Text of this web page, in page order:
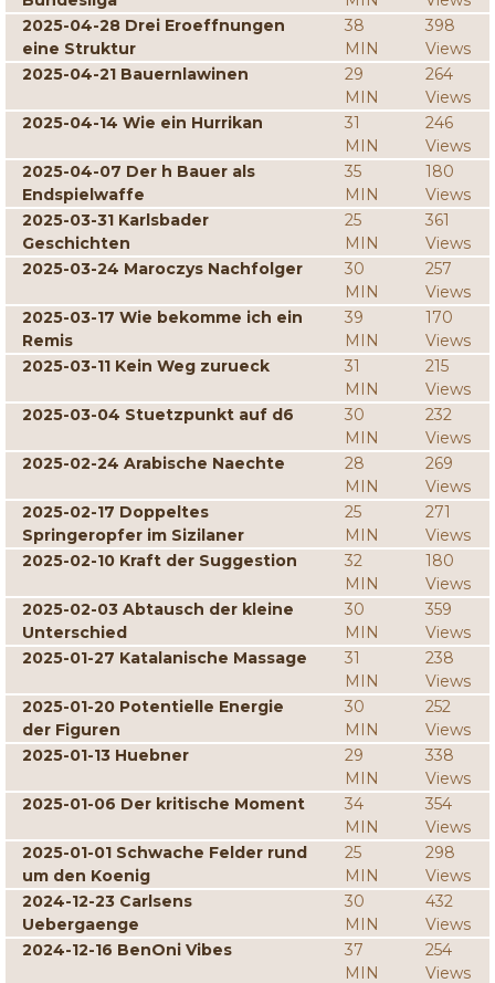
2025-04-28 Drei Eroeffnungen
eine Struktur
38
MIN
398
Views
2025-04-21 Bauernlawinen
29
MIN
264
Views
2025-04-14 Wie ein Hurrikan
31
MIN
246
Views
2025-04-07 Der h Bauer als
Endspielwaffe
35
MIN
180
Views
2025-03-31 Karlsbader
Geschichten
25
MIN
361
Views
2025-03-24 Maroczys Nachfolger
30
MIN
257
Views
2025-03-17 Wie bekomme ich ein
Remis
39
MIN
170
Views
2025-03-11 Kein Weg zurueck
31
MIN
215
Views
2025-03-04 Stuetzpunkt auf d6
30
MIN
232
Views
2025-02-24 Arabische Naechte
28
MIN
269
Views
2025-02-17 Doppeltes
Springeropfer im Sizilaner
25
MIN
271
Views
2025-02-10 Kraft der Suggestion
32
MIN
180
Views
2025-02-03 Abtausch der kleine
Unterschied
30
MIN
359
Views
2025-01-27 Katalanische Massage
31
MIN
238
Views
2025-01-20 Potentielle Energie
der Figuren
30
MIN
252
Views
2025-01-13 Huebner
29
MIN
338
Views
2025-01-06 Der kritische Moment
34
MIN
354
Views
2025-01-01 Schwache Felder rund
um den Koenig
25
MIN
298
Views
2024-12-23 Carlsens
Uebergaenge
30
MIN
432
Views
2024-12-16 BenOni Vibes
37
MIN
254
Views